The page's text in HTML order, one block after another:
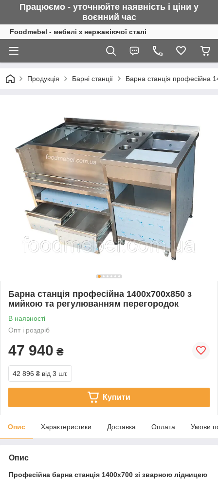
Працюємо - уточнюйте наявність і ціни у
воєнний час
Foodmebel - мебелі з нержавіючої сталі
Продукція Барні станції Барна станція професійна
Барна станція професійна 1400х700х850 з
мийкою та регулюванням перегородок
В наявності
Опт і роздріб
47 940 ₴
42 896 ₴ від 3 шт.
Купити
Опис Характеристики Доставка Оплата Умови
Опис
Професійна барна станція 1400х700 зі зварною лідницею